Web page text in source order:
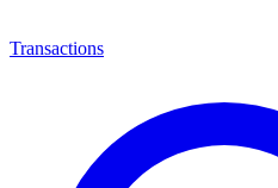
Transactions